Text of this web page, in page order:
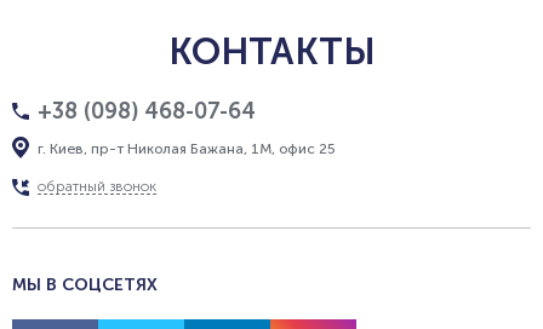
КОНТАКТЫ
+38 (098) 468-07-64
г. Киев, пр-т Николая Бажана, 1М, офис 25
обратный звонок
МЫ В СОЦСЕТЯХ